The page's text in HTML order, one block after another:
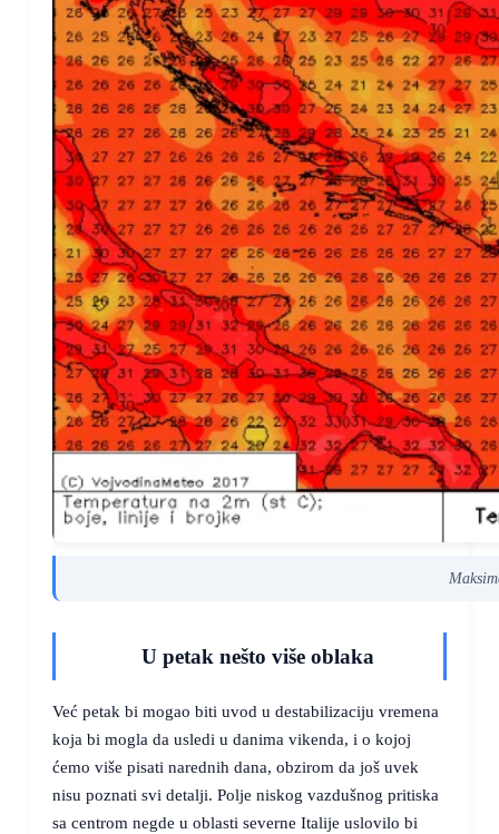
U petak nešto više oblaka
Već petak bi mogao biti uvod u destabilizaciju vremena
koja bi mogla da usledi u danima vikenda, i o kojoj
ćemo više pisati narednih dana, obzirom da još uvek
nisu poznati svi detalji. Polje niskog vazdušnog pritiska
sa centrom negde u oblasti severne Italije uslovilo bi